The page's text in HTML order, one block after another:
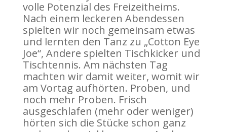
volle Potenzial des Freizeitheims.
Nach einem leckeren Abendessen
spielten wir noch gemeinsam etwas
und lernten den Tanz zu „Cotton Eye
Joe“, Andere spielten Tischkicker und
Tischtennis. Am nächsten Tag
machten wir damit weiter, womit wir
am Vortag aufhörten. Proben, und
noch mehr Proben. Frisch
ausgeschlafen (mehr oder weniger)
hörten sich die Stücke schon ganz